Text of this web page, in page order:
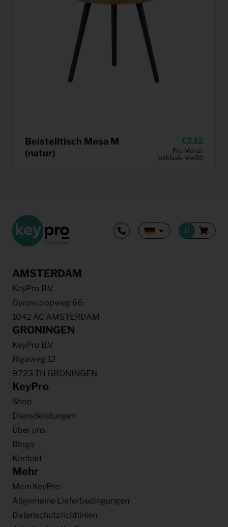
Beistelltisch Mesa M
(natur)
2,12
Pro Monat
(exklusiv MwSt)
AMSTERDAM
KeyPro B.V.
Gyroscoopweg 66
1042 AC AMSTERDAM
GRONINGEN
KeyPro B.V.
Rigaweg 12
9723 TH GRONINGEN
KeyPro
Shop
Dienstleistungen
Über uns
Blogs
Kontakt
Mehr
Mein KeyPro
Allgemeine Lieferbedingungen
Datenschutzrichtlinien